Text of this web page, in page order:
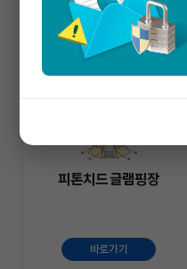
바로가기
피톤치드 글램핑장
바로가기